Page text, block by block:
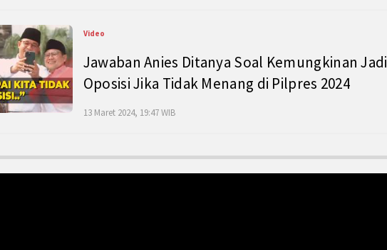
Video
Jawaban Anies Ditanya Soal Kemungkinan Jadi
Oposisi Jika Tidak Menang di Pilpres 2024
13 Maret 2024, 19:47 WIB